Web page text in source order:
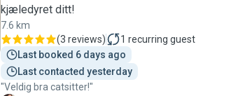
kjæledyret ditt!
7.6 km
(3 reviews) 1 recurring guest
Last booked 6 days ago
Last contacted yesterday
"Veldig bra catsitter!"